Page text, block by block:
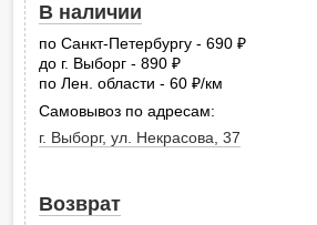
В наличии
по Санкт-Петербургу - 690
до г. Выборг - 890
по Лен. области - 60
руб.
/км
Самовывоз по адресам:
г. Выборг, ул. Некрасова, 37
Возврат